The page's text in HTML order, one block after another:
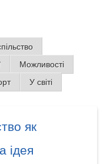
Можливості
У світі
як
ідея